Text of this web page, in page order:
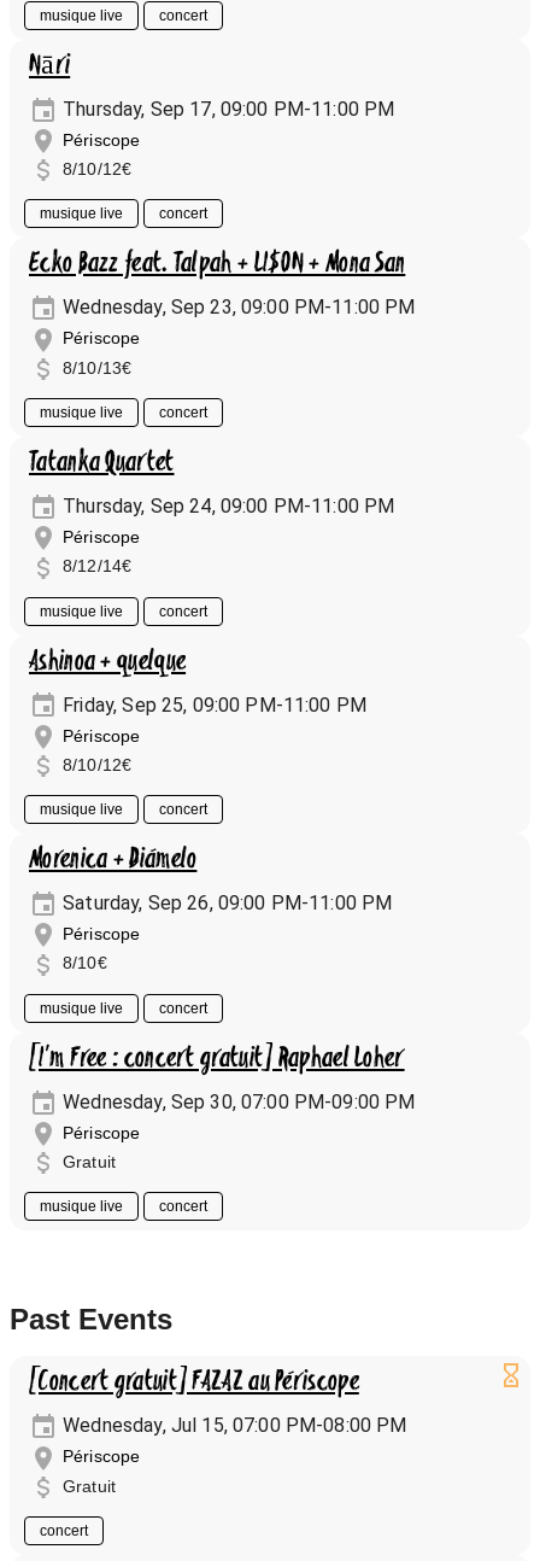
musique live concert
Nāri
Thursday, Sep 17, 09:00 PM-11:00 PM
Périscope
8/10/12€
musique live concert
Ecko Bazz feat. Talpah + LI$ON + Mona San
Wednesday, Sep 23, 09:00 PM-11:00 PM
Périscope
8/10/13€
musique live concert
Tatanka Quartet
Thursday, Sep 24, 09:00 PM-11:00 PM
Périscope
8/12/14€
musique live concert
Ashinoa + quelque
Friday, Sep 25, 09:00 PM-11:00 PM
Périscope
8/10/12€
musique live concert
Morenica + Diámelo
Saturday, Sep 26, 09:00 PM-11:00 PM
Périscope
8/10€
musique live concert
[I'm Free : concert gratuit] Raphael Loher
Wednesday, Sep 30, 07:00 PM-09:00 PM
Périscope
Gratuit
musique live concert
Past Events
[Concert gratuit] FAZAZ au Périscope
Wednesday, Jul 15, 07:00 PM-08:00 PM
Périscope
Gratuit
concert